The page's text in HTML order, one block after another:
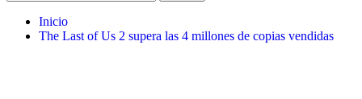
Inicio
The Last of Us 2 supera las 4 millones de copias vendidas